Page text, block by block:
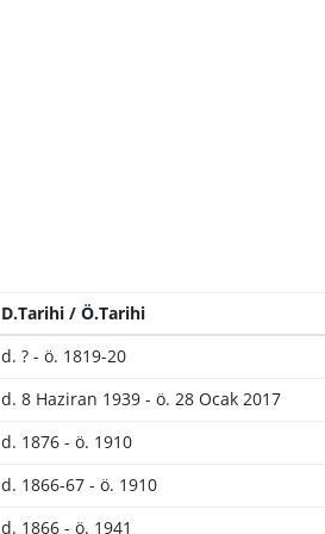
D.Tarihi / Ö.Tarihi
d. ? - ö. 1819-20
d. 8 Haziran 1939 - ö. 28 Ocak 2017
d. 1876 - ö. 1910
d. 1866-67 - ö. 1910
d. 1866 - ö. 1941